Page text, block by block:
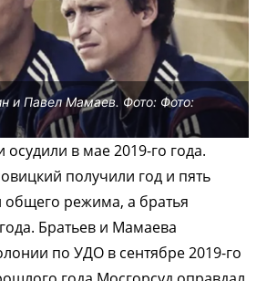
и Павел Мамаев. Фото: Фото:
осудили в мае 2019-го года.
получили год и пять
общего режима, а братья
Братьев и Мамаева
по УДО в сентябре 2019-го